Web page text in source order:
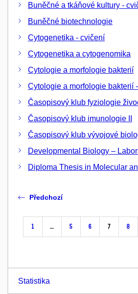
Buněčné a tkáňové kultury -
Buněčné biotechnologie
Cytogenetika - cvičení
Cytogenetika a cytogenomika
Cytologie a morfologie bakterií
Cytologie a morfologie bakterií
Časopisový klub fyziologie
Časopisový klub imunologie II
Časopisový klub vývojové
Developmental Biology –
Diploma Thesis in Molecular
Předchozí
1 … 5 6 7 8
Statistika